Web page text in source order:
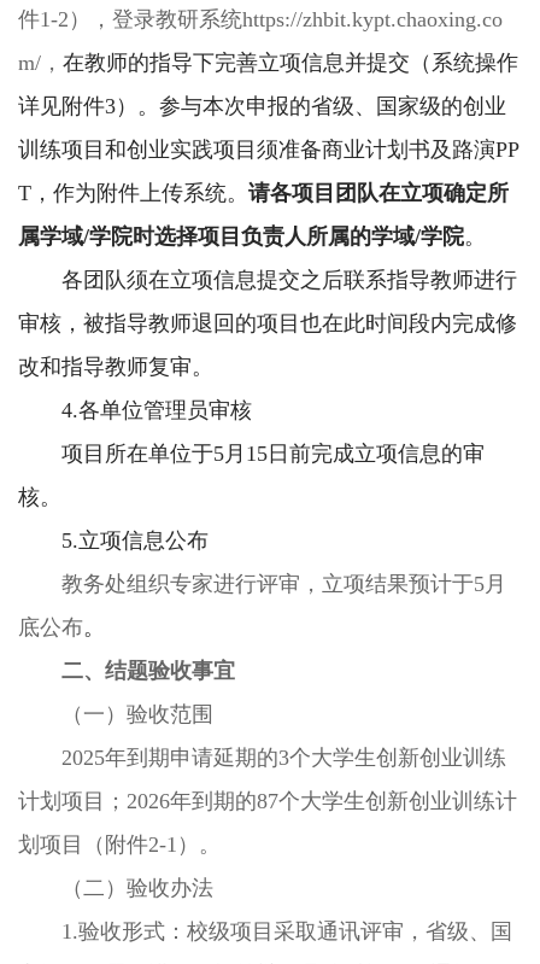
件1-2），登录教研系统https://zhbit.kypt.chaoxing.co
m/， 在教师的指导下完善立项信息并提交（系统操作
详见附件3）。参与本次申报的省级、国家级的创业
训练项目和创业实践项目须准备商业计划书及路演PP
T，作为附件上传系统。 请各项目团队在立项确定所
属学域/学院时选择项目负责人所属的学域/学院。
各团队须在立项信息提交之后联系指导教师进行
审核，被指导教师退回的项目也在此时间段内完成修
改和指导教师复审。
4.各单位管理员审核
项目所在单位于5月15日前完成立项信息的审
核。
5.立项信息公布
教务处组织专家进行评审，立项结果预计于5月
底公布。
二、结题验收事宜
（一）验收范围
2025年到期申请延期的3个大学生创新创业训练
计划项目；2026年到期的87个大学生创新创业训练计
划项目（附件2-1）。
（二）验收办法
1.验收形式：校级项目采取通讯评审，省级、国